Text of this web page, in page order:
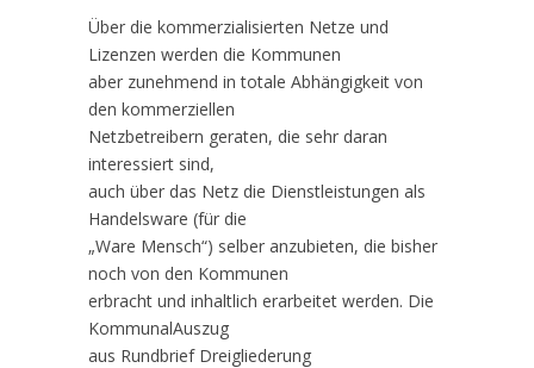
Über die kommerzialisierten Netze und
Lizenzen werden die Kommunen
aber zunehmend in totale Abhängigkeit von
den kommerziellen
Netzbetreibern geraten, die sehr daran
interessiert sind,
auch über das Netz die Dienstleistungen als
Handelsware (für die
„Ware Mensch“) selber anzubieten, die bisher
noch von den Kommunen
erbracht und inhaltlich erarbeitet werden. Die
KommunalAuszug
aus Rundbrief Dreigliederung